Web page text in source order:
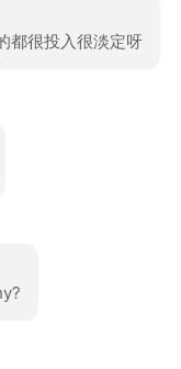
都很投入很淡定呀